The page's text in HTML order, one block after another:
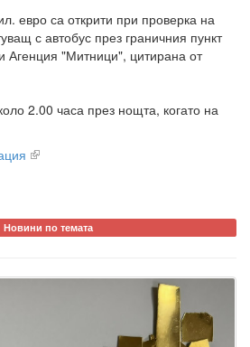
евро са открити при проверка на
с автобус през граничния пункт
Агенция "Митници", цитирана от
2.00 часа през нощта, когато на
Новини по темата